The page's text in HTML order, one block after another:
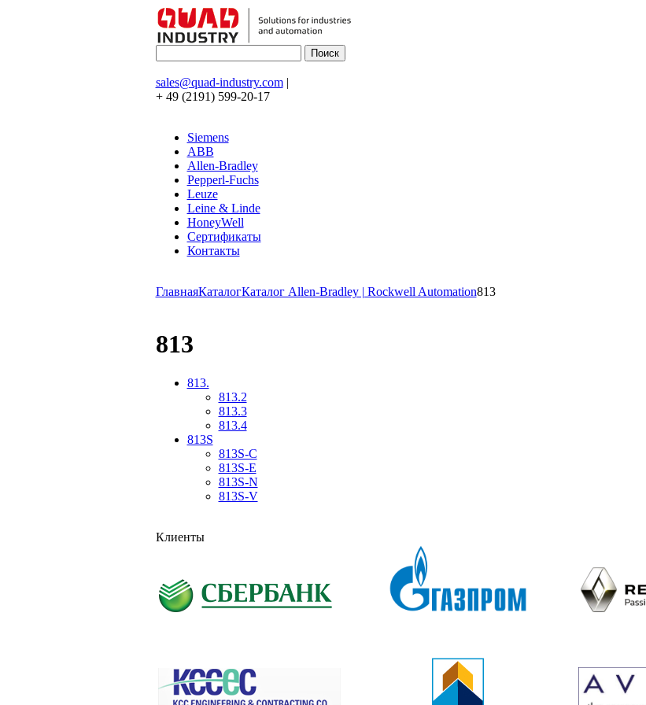
sales@quad-industry.com|
+ 49 (2191) 599-20-17
Siemens
ABB
Allen-Bradley
Pepperl-Fuchs
Leuze
Leine & Linde
HoneyWell
Сертификаты
Контакты
ГлавнаяКаталогКаталог Allen-Bradley | Rockwell Automation813
813
813.
813.2
813.3
813.4
813S
813S-C
813S-E
813S-N
813S-V
Клиенты